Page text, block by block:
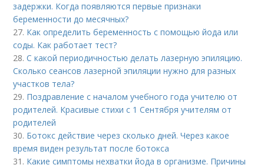
задержки. Когда появляются первые признаки
беременности до месячных?
27. Как определить беременность с помощью йода или
соды. Как работает тест?
28.С какой периодичностью делать лазерную эпиляцию.
Сколько сеансов лазерной эпиляции нужно для разных
участков тела?
29. Поздравление с началом учебного года учителю от
родителей. Красивые стихи с 1 Сентября учителям от
родителей
30. Ботокс действие через сколько дней. Через какое
время виден результат после ботокса
31. Какие симптомы нехватки йода в организме. Причины